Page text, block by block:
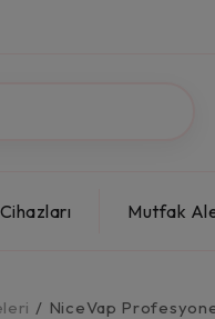
Mutfak
/ NiceVap